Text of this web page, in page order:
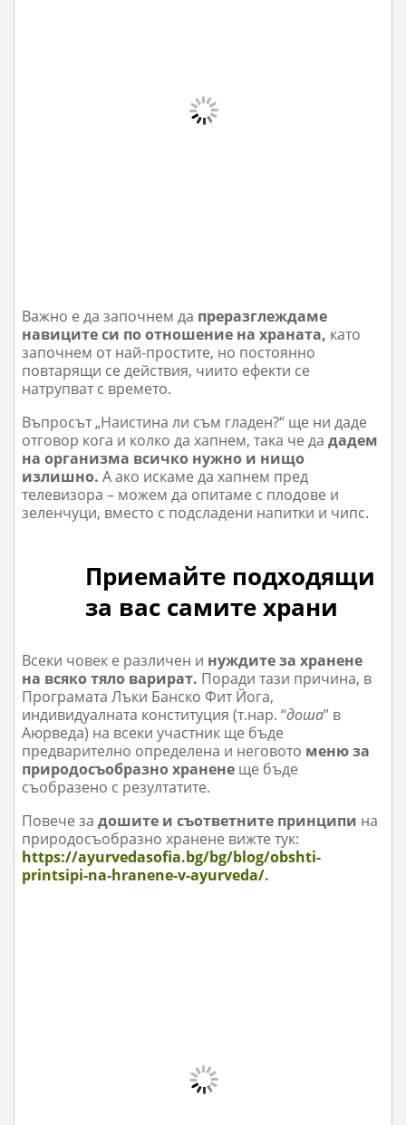
Важно е да започнем да преразглеждаме
навиците си по отношение на храната, като
започнем от най-простите, но постоянно
повтарящи се действия, чиито ефекти се
натрупват с времето.
Въпросът „Наистина ли съм гладен?“ ще ни даде
отговор кога и колко да хапнем, така че да дадем
на организма всичко нужно и нищо
излишно. А ако искаме да хапнем пред
телевизора – можем да опитаме с плодове и
зеленчуци, вместо с подсладени напитки и чипс.
Приемайте подходящи
за вас самите храни
Всеки човек е различен и нуждите за хранене
на всяко тяло варират. Поради тази причина, в
Програмата Лъки Банско Фит Йога,
индивидуалната конституция (т.нар. “доша” в
Аюрведа) на всеки участник ще бъде
предварително определена и неговото меню за
природосъобразно хранене ще бъде
съобразено с резултатите.
Повече задошите и съответните принципи на
природосъобразно хранене вижте тук:
https://ayurvedasofia.bg/bg/blog/obshti-
printsipi-na-hranene-v-ayurveda/.